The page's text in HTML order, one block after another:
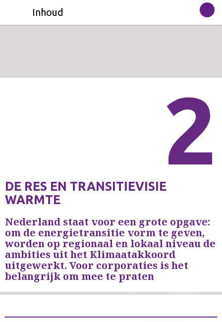
Inhoud
2
DE RES EN TRANSITIEVISIE
WARMTE
Nederland staat voor een grote opgave:
om de energietransitie vorm te geven,
worden op regionaal en lokaal niveau de
ambities uit het Klimaatakkoord
uitgewerkt. Voor corporaties is het
belangrijk om mee te praten